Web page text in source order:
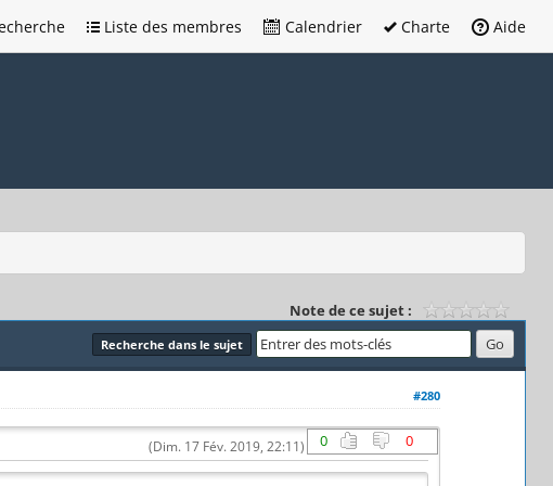
Liste des membres Calendrier Charte Aide
Note de ce sujet :
Recherche dans le sujet
#280
0 0
(Dim. 17 Fév. 2019, 22:11)